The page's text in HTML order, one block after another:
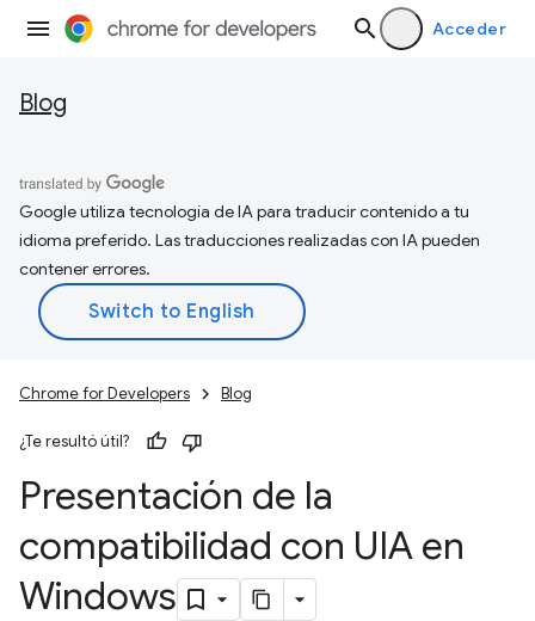
Acceder
Blog
Google utiliza tecnología de IA para traducir contenido a tu
idioma preferido. Las traducciones realizadas con IA pueden
contener errores.
Chrome for Developers Blog
¿Te resultó útil?
Presentación de la
compatibilidad con UIA en
Windows